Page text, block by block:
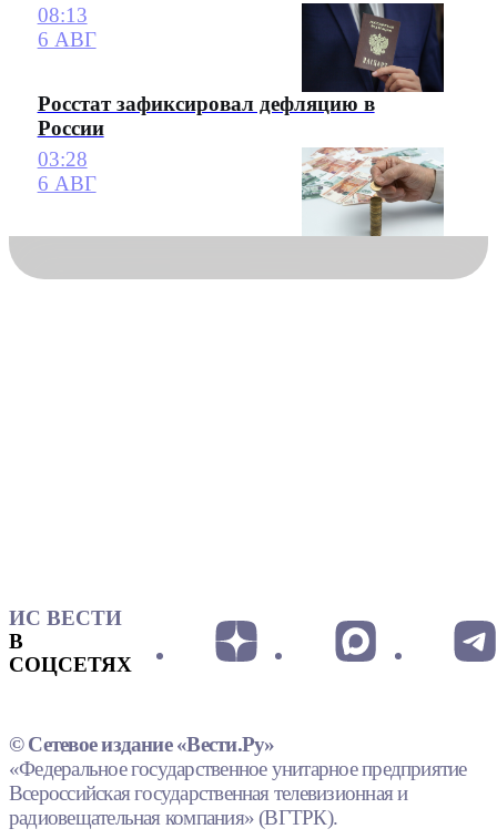
08:13
6 АВГ
Росстат зафиксировал дефляцию в
России
03:28
6 АВГ
ИС ВЕСТИ
В
СОЦСЕТЯХ
© Сетевое издание «Вести.Ру»
«Федеральное государственное унитарное предприятие
Всероссийская государственная телевизионная и
радиовещательная компания» (ВГТРК).